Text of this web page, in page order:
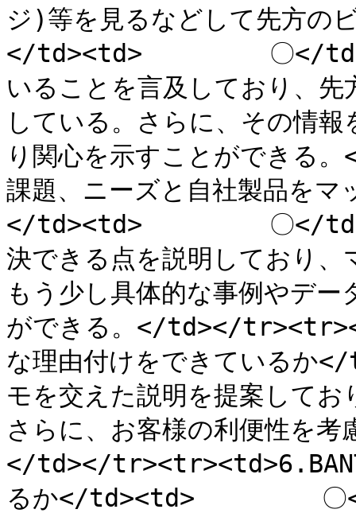
ジ)等を見るなどして先方の
</td><td>　　　　　〇</
いることを言及しており、
している。さらに、その情
り関心を示すことができ
課題、ニーズと自社製品を
</td><td>　　　　　〇</
決できる点を説明しており
もう少し具体的な事例やデ
ができる。</td></
な理由付けをできているか
モを交えた説明を提案して
さらに、お客様の利便性を
</td></
るか</td><td>　　　　　